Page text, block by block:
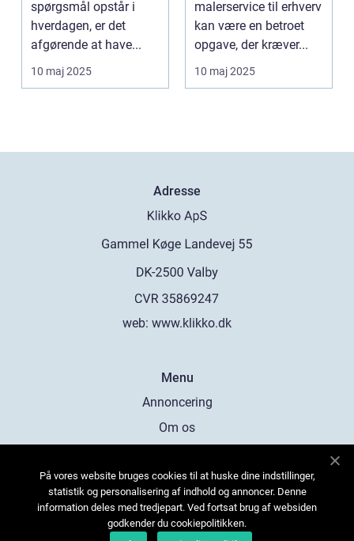
spørgsmål opstår i
hverdagen, er det
afgørende at have...
10 maj 2025
malerservice til erhverv
kan være en betroet
opgave, der kræver...
10 maj 2025
Adresse
web: www.klikko.dk
Menu
Annoncering
Om os
Kontakt os
Sitemap
På vores website bruges cookies til at huske dine indstillinger,
statistik og personalisering af indhold og annoncer. Denne
information deles med tredjepart. Ved fortsat brug af websiden
godkender du cookiepolitikken.